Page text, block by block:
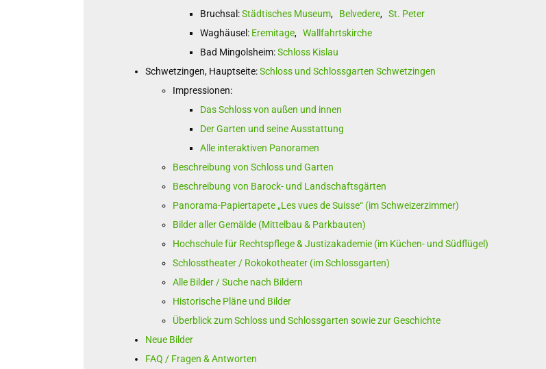
Bruchsal:Städtisches Museum, Belvedere, St. Peter
Waghäusel: Eremitage, Wallfahrtskirche
Bad Mingolsheim:Schloss Kislau
Schwetzingen, Hauptseite:Schloss und Schlossgarten Schwetzingen
Impressionen:
Das Schloss von außen und innen
Der Garten und seine Ausstattung
Alle interaktiven Panoramen
Beschreibung von Schloss und Garten
Beschreibung von Barock- und Landschaftsgärten
Panorama-Papiertapete „Les vues de Suisse“ (im Schweizerzimmer)
Bilder aller Gemälde (Mittelbau & Parkbauten)
Hochschule für Rechtspflege & Justizakademie (im Küchen- und Südflügel)
Schlosstheater / Rokokotheater (im Schlossgarten)
Alle Bilder / Suche nach Bildern
Historische Pläne und Bilder
Überblick zum Schloss und Schlossgarten sowie zur Geschichte
Neue Bilder
FAQ / Fragen & Antworten